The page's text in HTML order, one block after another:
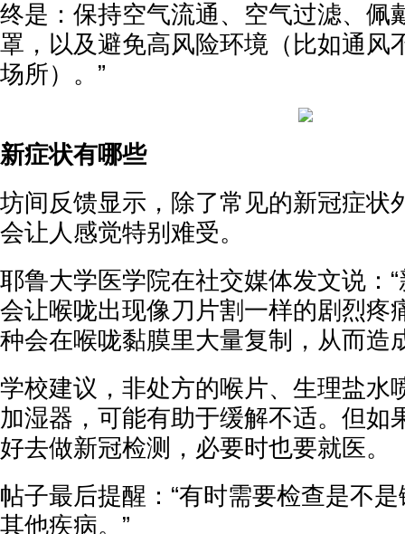
终是：保持空气流通、空气过滤、佩
罩，以及避免高风险环境（比如通风
场所）。”
新症状有哪些
坊间反馈显示，除了常见的新冠症状
会让人感觉特别难受。
耶鲁大学医学院在社交媒体发文说：“
会让喉咙出现像刀片割一样的剧烈疼
种会在喉咙黏膜里大量复制，从而造
学校建议，非处方的喉片、生理盐水
加湿器，可能有助于缓解不适。但如
好去做新冠检测，必要时也要就医。
帖子最后提醒：“有时需要检查是不
其他疾病。”